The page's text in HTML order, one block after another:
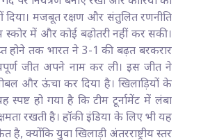
दिया। मजबूत रक्षण और संतुलित रणनीति
स्कोर में और कोई बढ़ोतरी नहीं कर सकी।
होने तक भारत ने 3-1 की बढ़त बरकरार
जीत अपने नाम कर ली। इस जीत ने
और ऊंचा कर दिया है। खिलाड़ियों के
स्पष्ट हो गया है कि टीम टूर्नामेंट में लंबा
रखती है। हॉकी इंडिया के लिए भी यह
क्योंकि युवा खिलाड़ी अंतरराष्ट्रीय स्तर